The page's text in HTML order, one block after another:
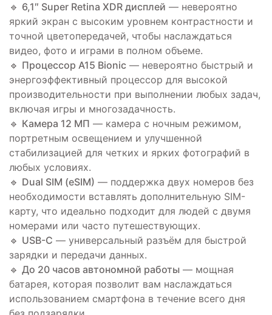
🔹 6,1″ Super Retina XDR дисплей — невероятно
яркий экран с высоким уровнем контрастности и
точной цветопередачей, чтобы наслаждаться
видео, фото и играми в полном объеме.
🔹 Процессор A15 Bionic — невероятно быстрый и
энергоэффективный процессор для высокой
производительности при выполнении любых задач,
включая игры и многозадачность.
🔹 Камера 12 МП — камера с ночным режимом,
портретным освещением и улучшенной
стабилизацией для четких и ярких фотографий в
любых условиях.
🔹 Dual SIM (eSIM) — поддержка двух номеров без
необходимости вставлять дополнительную SIM-
карту, что идеально подходит для людей с двумя
номерами или часто путешествующих.
🔹 USB-C — универсальный разъём для быстрой
зарядки и передачи данных.
🔹 До 20 часов автономной работы — мощная
батарея, которая позволит вам наслаждаться
использованием смартфона в течение всего дня